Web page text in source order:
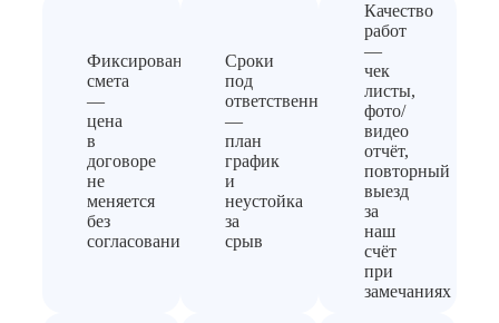
Фиксированная
смета
—
цена
в
договоре
не
меняется
без
согласования
Сроки
под
ответственность
—
план
график
и
неустойка
за
срыв
Качество
работ
—
чек
листы,
фото/
видео
отчёт,
повторный
выезд
за
наш
счёт
при
замечаниях